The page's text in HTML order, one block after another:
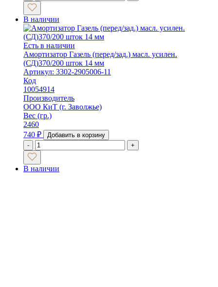
В наличии
Есть в наличии
Амортизатор Газель (перед/зад.) масл. усилен.
(СД)370/200 шток 14 мм
Артикул: 3302-2905006-11
Код
10054914
Производитель
ООО КиТ (г. Заволжье)
Вес (гр.)
2460
740 ₽
Добавить в корзину
-
+
В наличии